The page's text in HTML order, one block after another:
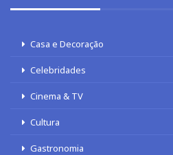
Casa e Decoração
Celebridades
Cinema & TV
Cultura
Gastronomia